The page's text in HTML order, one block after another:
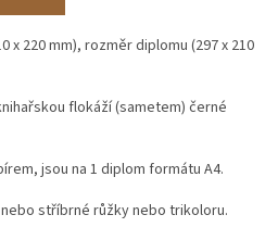
x 220 mm), rozměr diplomu (297 x 210
flokáží (sametem) černé
jsou na 1 diplom formátu A4.
stříbrné růžky nebo trikoloru.